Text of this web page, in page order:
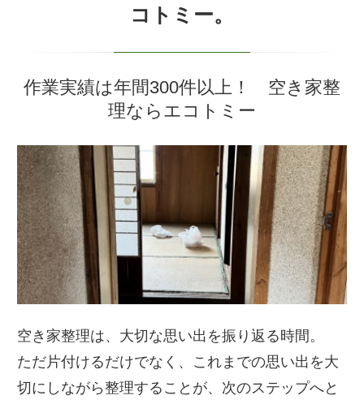
2026/08/03コトミー。
作業実績は年間300件以上！ 空き家整
理ならエコトミー
空き家整理は、大切な思い出を振り返る時間。
ただ片付けるだけでなく、これまでの思い出を大
切にしながら整理することが、次のステップへと